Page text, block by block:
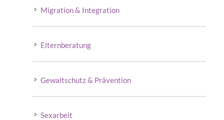
Migration & Integration
Elternberatung
Gewaltschutz & Prävention
Sexarbeit